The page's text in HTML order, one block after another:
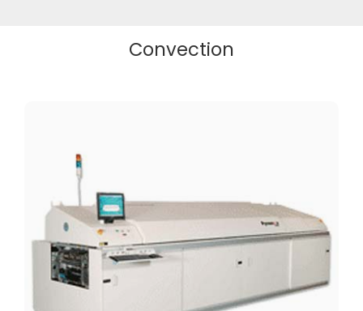
Convection